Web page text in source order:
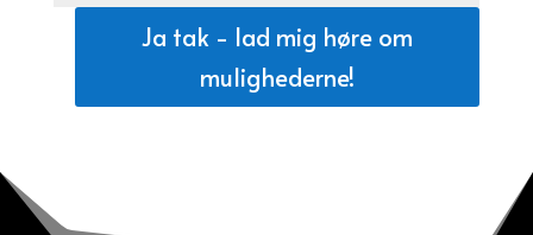
Ja tak - lad mig høre om
mulighederne!